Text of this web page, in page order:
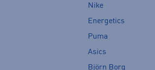
Nike
Energetics
Puma
Asics
Björn Borg